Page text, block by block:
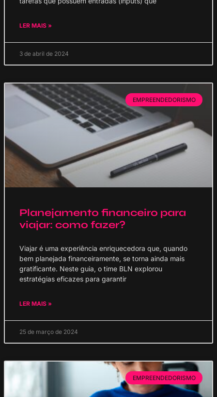
LER MAIS »
3 de abril de 2024
EMPREENDEDORISMO
Planejamento financeiro para
viajar: como fazer?
Viajar é uma experiência enriquecedora que, quando
bem planejada financeiramente, se torna ainda mais
gratificante. Neste guia, o time BLN explorou
estratégias eficazes para garantir
LER MAIS »
25 de março de 2024
EMPREENDEDORISMO